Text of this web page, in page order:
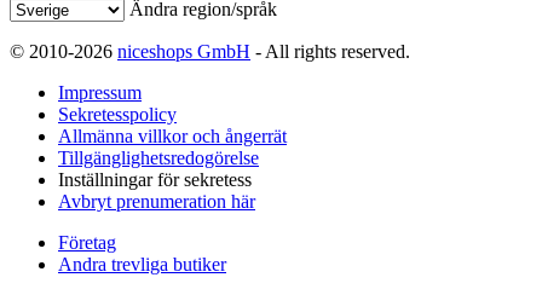
Ändra region/språk
© 2010-2026 niceshops GmbH - All rights reserved.
Impressum
Sekretesspolicy
Allmänna villkor och ångerrät
Tillgänglighetsredogörelse
Inställningar för sekretess
Avbryt prenumeration här
Företag
Andra trevliga butiker